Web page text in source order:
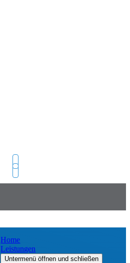
Home
Leistungen
Untermenü öffnen und schließen